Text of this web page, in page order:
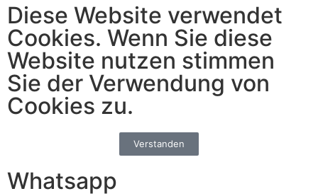
Diese Website verwendet
Cookies. Wenn Sie diese
Website nutzen stimmen
Sie der Verwendung von
Cookies zu.
Verstanden
Whatsapp